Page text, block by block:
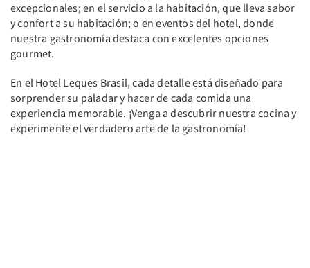
excepcionales; en el servicio a la habitación, que lleva sabor
y confort a su habitación; o en eventos del hotel, donde
nuestra gastronomía destaca con excelentes opciones
gourmet.
En el Hotel Leques Brasil, cada detalle está diseñado para
sorprender su paladar y hacer de cada comida una
experiencia memorable. ¡Venga a descubrir nuestra cocina y
experimente el verdadero arte de la gastronomía!